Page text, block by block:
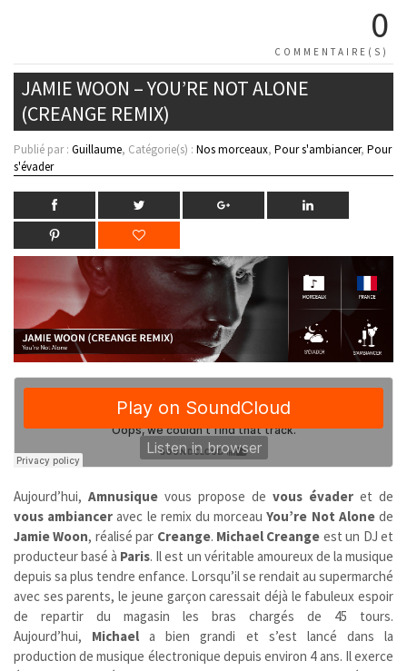
0
COMMENTAIRE(S)
JAMIE WOON – YOU’RE NOT ALONE
(CREANGE REMIX)
Publié par : Guillaume, Catégorie(s) : Nos morceaux, Pour s'ambiancer, Pour
s'évader
Aujourd’hui, Amnusique vous propose de vous évader et de
vous ambiancer avec le remix du morceauYou’re Not Alonede
Jamie Woon, réalisé par Creange. Michael Creange est un DJ et
producteur basé à Paris. Il est un véritable amoureux de la musique
depuis sa plus tendre enfance. Lorsqu’il se rendait au supermarché
avec ses parents, le jeune garçon caressait déjà le fabuleux espoir
de repartir du magasin les bras chargés de 45 tours.
Aujourd’hui, Michael a bien grandi et s’est lancé dans la
production de musique électronique depuis environ 4 ans. Il exerce